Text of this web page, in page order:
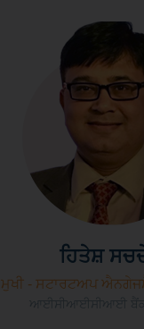
ਹਿਤੇਸ਼
ਮੁਖੀ - ਸਟਾਰਟਅਪ